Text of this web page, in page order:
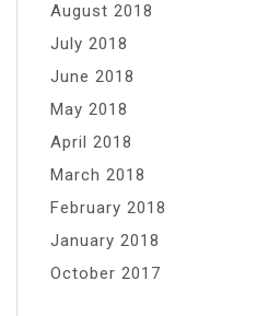
August 2018
July 2018
June 2018
May 2018
April 2018
March 2018
February 2018
January 2018
October 2017